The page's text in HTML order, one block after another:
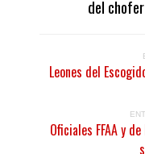
del
Leones del
Oficiales FFAA y